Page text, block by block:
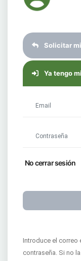
Solicitar
Ya tengo
No cerrar sesión
Introduce el correo
contraseña. Si no